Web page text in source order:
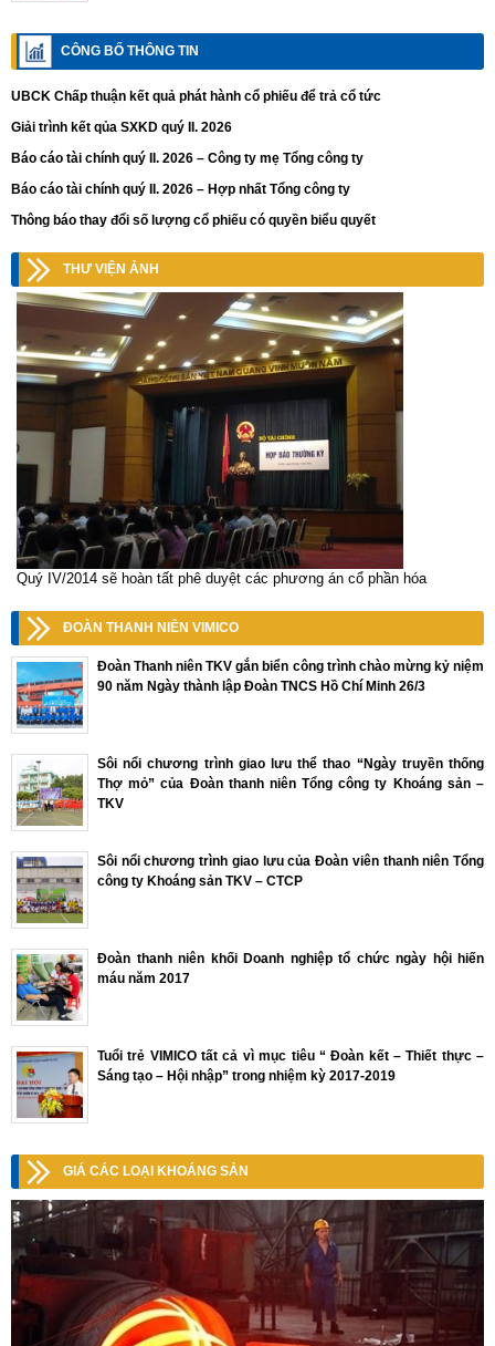
CÔNG BỐ THÔNG TIN
UBCK Chấp thuận kết quả phát hành cổ phiếu để trả cổ tức
Giải trình kết qủa SXKD quý II. 2026
Báo cáo tài chính quý II. 2026 – Công ty mẹ Tổng công ty
Báo cáo tài chính quý II. 2026 – Hợp nhất Tổng công ty
Thông báo thay đổi số lượng cổ phiếu có quyền biểu quyết
THƯ VIỆN ẢNH
Quý IV/2014 sẽ hoàn tất phê duyệt các phương án cổ phần hóa
ĐOÀN THANH NIÊN VIMICO
Đoàn Thanh niên TKV gắn biển công trình chào mừng kỷ niệm
90 năm Ngày thành lập Đoàn TNCS Hồ Chí Minh 26/3
Sôi nổi chương trình giao lưu thể thao “Ngày truyền thống
Thợ mỏ” của Đoàn thanh niên Tổng công ty Khoáng sản –
TKV
Sôi nổi chương trình giao lưu của Đoàn viên thanh niên Tổng
công ty Khoáng sản TKV – CTCP
Đoàn thanh niên khối Doanh nghiệp tổ chức ngày hội hiến
máu năm 2017
Tuổi trẻ VIMICO tất cả vì mục tiêu “ Đoàn kết – Thiết thực –
Sáng tạo – Hội nhập” trong nhiệm kỳ 2017-2019
GIÁ CÁC LOẠI KHOÁNG SẢN